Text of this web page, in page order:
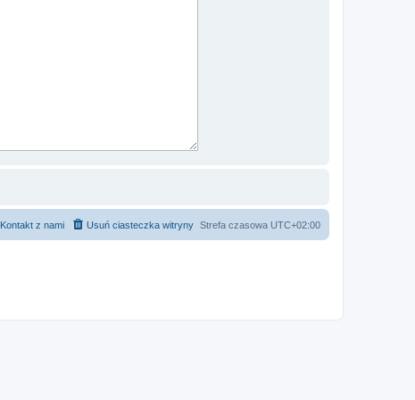
Strefa czasowa UTC+02:00
Usuń ciasteczka witryny
Kontakt z nami